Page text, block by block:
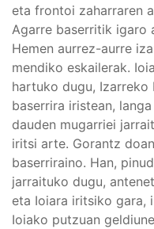
eta frontoi zaharraren
Agarre baserritik igaro
Hemen aurrez-aurre
mendiko eskailerak.
hartuko dugu,
baserrira iristean,
dauden mugarriei
iritsi arte. Gorantz
baserriraino. Han,
jarraituko dugu,
eta Ioiara iritsiko gara,
Ioiako putzuan